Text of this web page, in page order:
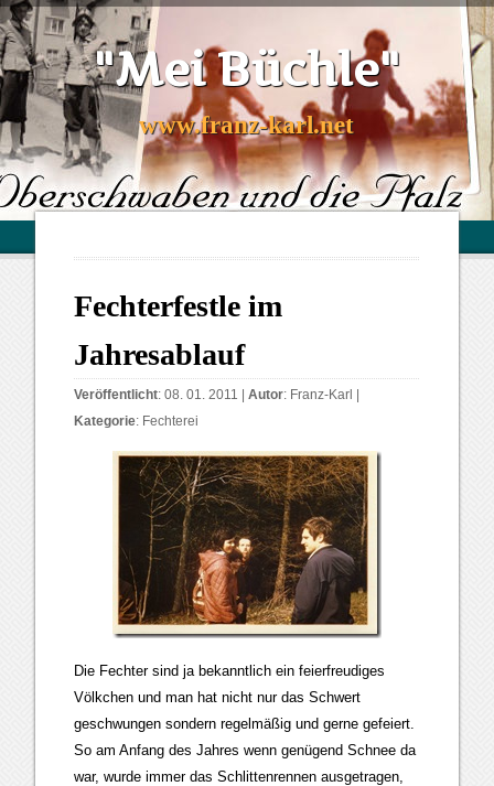
"Mei Büchle"
www.franz-karl.net
Fechterfestle im
Jahresablauf
Veröffentlicht: 08. 01. 2011 |Autor: Franz-Karl
Kategorie: Fechterei
Die Fechter sind ja bekanntlich ein feierfreudiges
Völkchen und man hat nicht nur das Schwert
geschwungen sondern regelmäßig und gerne gefeiert.
So am Anfang des Jahres wenn genügend Schnee da
war, wurde immer das Schlittenrennen ausgetragen,